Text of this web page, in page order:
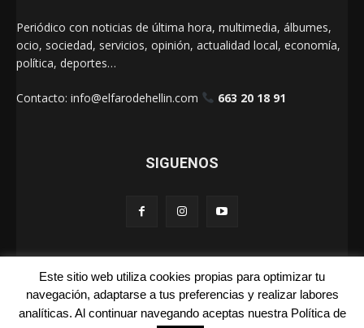
Periódico con noticias de última hora, multimedia, álbumes,
ocio, sociedad, servicios, opinión, actualidad local, economía,
política, deportes…
Contacto: info@elfarodehellin.com 663 20 18 91
SIGUENOS
El Faro de Hellín 2025
Galerías Cartas La Foto de la Semana Quienes Somos
Este sitio web utiliza cookies propias para optimizar tu
navegación, adaptarse a tus preferencias y realizar labores
analíticas. Al continuar navegando aceptas nuestra Política de